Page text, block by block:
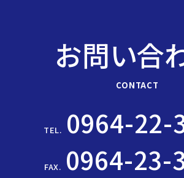
お問い合
CONTACT
TEL. 0964-22-
FAX. 0964-23-